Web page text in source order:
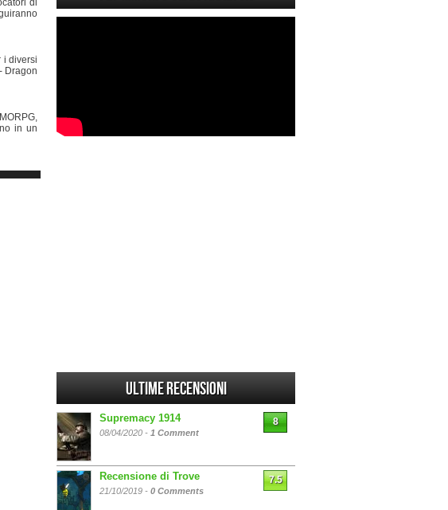
di
i diversi
Dragon
in un
Ultime Recensioni
Supremacy 1914
08/04/2020 - 1 Comment
8
Recensione di Trove
21/10/2019 - 0 Comments
7.5